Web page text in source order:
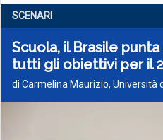
SCENARI
Scuola, il Brasile
tutti gli obiettivi per il
di Carmelina Maurizio, Università